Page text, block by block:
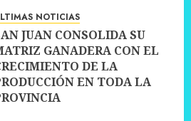
NOTICIAS
JUAN CONSOLIDA SU
GANADERA CON EL
DE LA
EN TODA LA